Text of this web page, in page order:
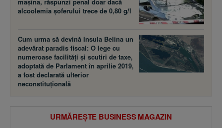
maşina, răspunzi penal doar dacă
alcoolemia şoferului trece de 0,80 g/l
Cum urma să devină Insula Belina un
adevărat paradis fiscal: O lege cu
numeroase facilităţi şi scutiri de taxe,
adoptată de Parlament în aprilie 2019,
a fost declarată ulterior
neconstituţională
URMĂREȘTE BUSINESS MAGAZIN